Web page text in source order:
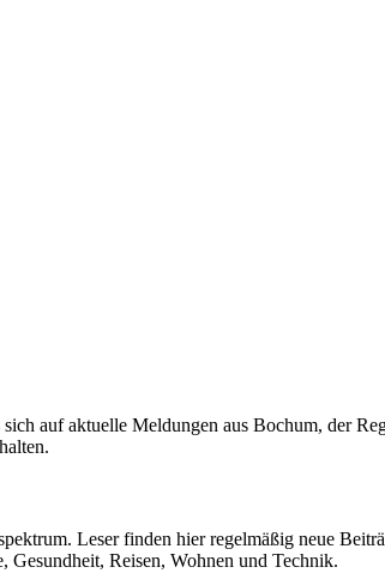
auf aktuelle Meldungen aus Bochum, der
Leser finden hier regelmäßig neue
Reisen, Wohnen und Technik.